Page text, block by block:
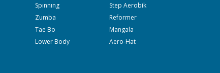
Spınnıng
Step Aerobik
Zumba
Reformer
Tae Bo
Mangala
Lower Body
Aero-Hat